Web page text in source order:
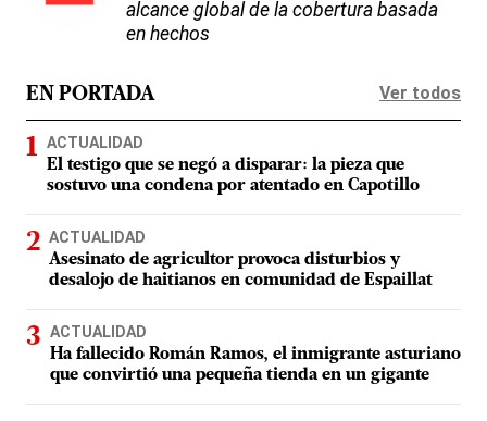
alcance global de la cobertura basada
en hechos
EN PORTADA Ver todos
ACTUALIDAD
El testigo que se negó a disparar: la pieza que
sostuvo una condena por atentado en Capotillo
ACTUALIDAD
Asesinato de agricultor provoca disturbios y
desalojo de haitianos en comunidad de Espaillat
ACTUALIDAD
Ha fallecido Román Ramos, el inmigrante asturiano
que convirtió una pequeña tienda en un gigante